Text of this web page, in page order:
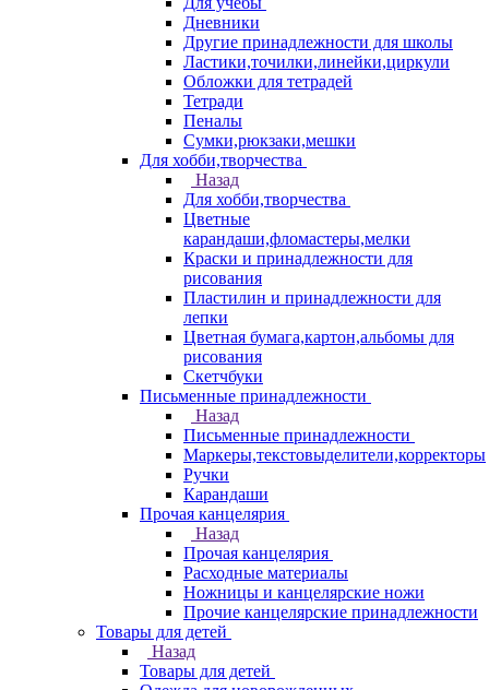
Дневники
Другие принадлежности для школы
Ластики,точилки,линейки,циркули
Обложки для тетрадей
Тетради
Пеналы
Сумки,рюкзаки,мешки
Для хобби,творчества
Назад
Для хобби,творчества
Цветные
карандаши,фломастеры,мелки
Краски и принадлежности для
рисования
Пластилин и принадлежности для
лепки
Цветная бумага,картон,альбомы для
рисования
Скетчбуки
Письменные принадлежности
Назад
Письменные принадлежности
Маркеры,текстовыделители,корректоры
Ручки
Карандаши
Прочая канцелярия
Назад
Прочая канцелярия
Расходные материалы
Ножницы и канцелярские ножи
Прочие канцелярские принадлежности
Товары для детей
Назад
Товары для детей